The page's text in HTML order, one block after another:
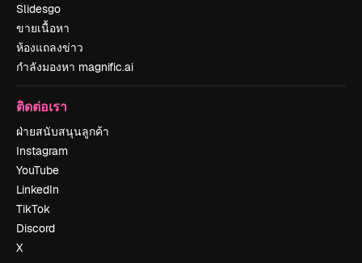
Slidesgo
ขายเนื้อหา
ห้องแถลงข่าว
กำลังมองหา magnific.ai
ติดต่อเรา
ฝ่ายสนับสนุนลูกค้า
Instagram
YouTube
LinkedIn
TikTok
Discord
X